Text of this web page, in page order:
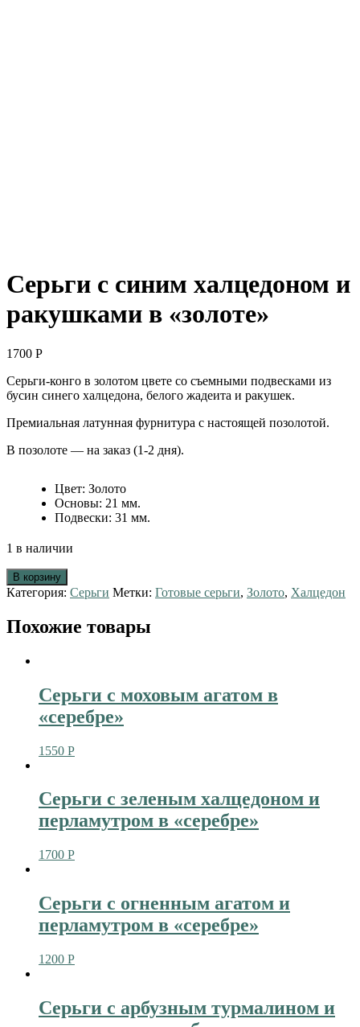
Серьги с синим халцедоном и
ракушками в «золоте»
1700 Р
Серьги-конго в золотом цвете со съемными подвесками из
бусин синего халцедона, белого жадеита и ракушек.
Премиальная латунная фурнитура с настоящей позолотой.
В позолоте — на заказ (1-2 дня).
Цвет: Золото
Основы: 21 мм.
Подвески: 31 мм.
1 в наличии
В корзину
Категория: Серьги Метки: Готовые серьги, Золото, Халцедон
Похожие товары
Серьги с моховым агатом в
«серебре»
1550 Р
Серьги с зеленым халцедоном и
перламутром в «серебре»
1700 Р
Серьги с огненным агатом и
перламутром в «серебре»
1200 Р
Серьги с арбузным турмалином и